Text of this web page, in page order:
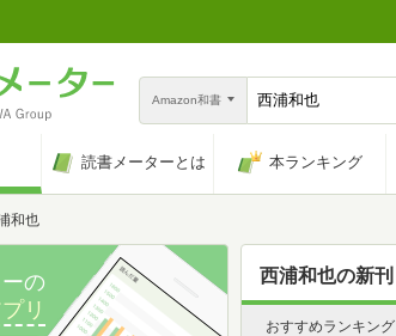
Amazon和書
読書メーターとは 本ランキング
和也
西浦和也の新刊
おすすめランキング
の
リ